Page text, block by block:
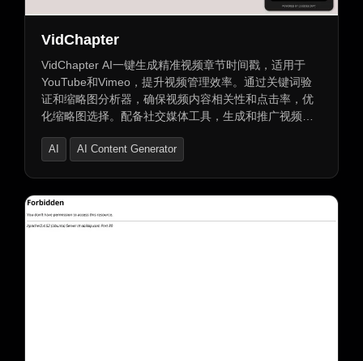
VidChapter
VidChapter AI一键生成精准视频章节时间戳，适用于
YouTube和Vimeo，提升视频管理效率。通过关键词验
证和缩略图分析器，确保视频内容相关性和点击率，优
化缩略图选择。配备社交媒体工具，生成和推广视频内
邮件通讯创建，简化工作流程。提升视频导航、互动和
AI
AI Content Generator